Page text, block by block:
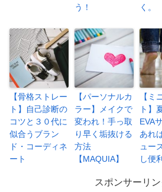
う！
く。
【骨格ストレー
ト】自己診断の
コツと３０代に
似合うブラン
ド・コーディネ
ート
【パーソナルカ
ラー】メイクで
変われ！手っ取
り早く垢抜ける
方法
【MAQUIA】
【ミ
ト】
EVA
あれ
ュー
し便
スポンサーリン